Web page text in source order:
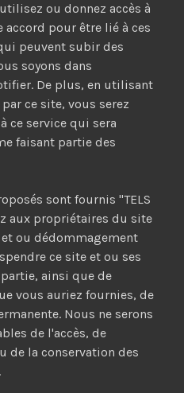
ou donnez accès à
accord pour être lié à ces
peuvent subir des
soyons dans
De plus, en utilisant
ce site, vous serez
ce service qui sera
faisant partie des
sont fournis "TELS
aux propriétaires du site
ou dédommagement
ce site et ou ses
ainsi que de
vous auriez fournies, de
Nous ne serons
de l'accès, de
de la conservation des